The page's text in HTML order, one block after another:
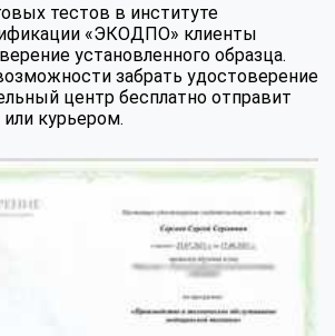
тестов в институте
«ЭКОДПО» клиенты
установленного образца.
забрать удостоверение
центр бесплатно отправит
курьером.